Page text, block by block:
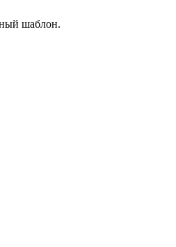
шаблон.